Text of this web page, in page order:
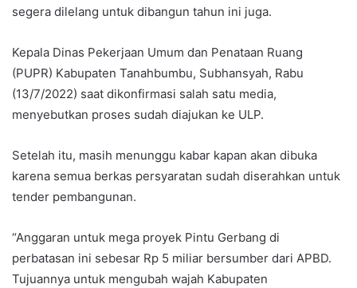
segera dilelang untuk dibangun tahun ini juga.
Kepala Dinas Pekerjaan Umum dan Penataan Ruang
(PUPR) Kabupaten Tanahbumbu, Subhansyah, Rabu
(13/7/2022) saat dikonfirmasi salah satu media,
menyebutkan proses sudah diajukan ke ULP.
Setelah itu, masih menunggu kabar kapan akan dibuka
karena semua berkas persyaratan sudah diserahkan untuk
tender pembangunan.
“Anggaran untuk mega proyek Pintu Gerbang di
perbatasan ini sebesar Rp 5 miliar bersumber dari APBD.
Tujuannya untuk mengubah wajah Kabupaten